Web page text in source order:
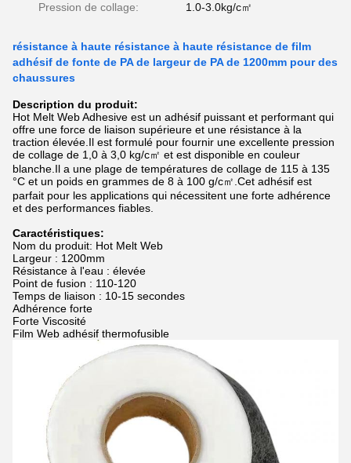
Pression de collage: 1.0-3.0kg/c㎡
résistance à haute résistance à haute résistance de film
adhésif de fonte de PA de largeur de PA de 1200mm pour des
chaussures
Description du produit:
Hot Melt Web Adhesive est un adhésif puissant et performant qui
offre une force de liaison supérieure et une résistance à la
traction élevée.Il est formulé pour fournir une excellente pression
de collage de 1,0 à 3,0 kg/c㎡ et est disponible en couleur
blanche.Il a une plage de températures de collage de 115 à 135
°C et un poids en grammes de 8 à 100 g/c㎡.Cet adhésif est
parfait pour les applications qui nécessitent une forte adhérence
et des performances fiables.
Caractéristiques:
Nom du produit: Hot Melt Web
Largeur : 1200mm
Résistance à l'eau : élevée
Point de fusion : 110-120
Temps de liaison : 10-15 secondes
Adhérence forte
Forte Viscosité
Film Web adhésif thermofusible